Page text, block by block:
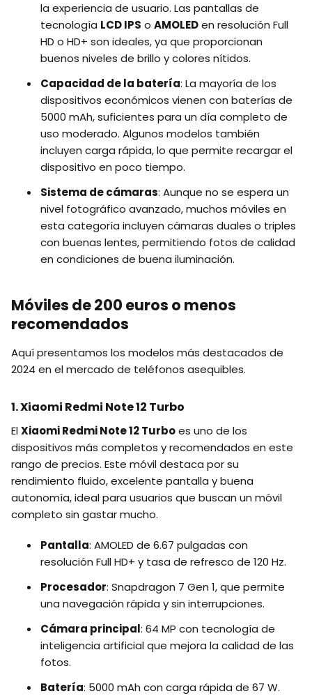
la experiencia de usuario. Las pantallas de
tecnología LCD IPS o AMOLEDen resolución Full
HD o HD+ son ideales, ya que proporcionan
buenos niveles de brillo y colores nítidos.
Capacidad de la batería: La mayoría de los
dispositivos económicos vienen con baterías de
5000 mAh, suficientes para un día completo de
uso moderado. Algunos modelos también
incluyen carga rápida, lo que permite recargar el
dispositivo en poco tiempo.
Sistema de cámaras: Aunque no se espera un
nivel fotográfico avanzado, muchos móviles en
esta categoría incluyen cámaras duales o triples
con buenas lentes, permitiendo fotos de calidad
en condiciones de buena iluminación.
Móviles de 200 euros o menos
recomendados
Aquí presentamos los modelos más destacados de
2024 en el mercado de teléfonos asequibles.
1. Xiaomi Redmi Note 12 Turbo
ElXiaomi Redmi Note 12 Turboes uno de los
dispositivos más completos y recomendados en este
rango de precios. Este móvil destaca por su
rendimiento fluido, excelente pantalla y buena
autonomía, ideal para usuarios que buscan un móvil
completo sin gastar mucho.
Pantalla: AMOLED de 6.67 pulgadas con
resolución Full HD+ y tasa de refresco de 120 Hz.
Procesador: Snapdragon 7 Gen 1, que permite
una navegación rápida y sin interrupciones.
Cámara principal: 64 MP con tecnología de
inteligencia artificial que mejora la calidad de las
fotos.
Batería: 5000 mAh con carga rápida de 67 W.